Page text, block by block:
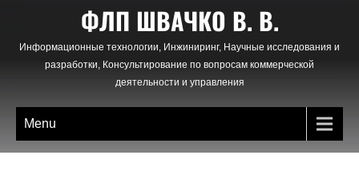
content
ФЛП ШВАЧКО В. В.
Информационные технологии, Инжиниринг, Научные исследования и
разработки, Консультирование по вопросам коммерческой
деятельности и управления
Menu